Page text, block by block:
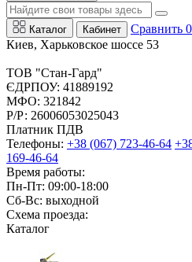
Каталог Кабинет Сравнить 0
Киев, Харьковское шоссе 53
ТОВ "Стан-Гард"
ЄДРПОУ: 41889192
МФО: 321842
Р/Р: 26006053025043
Платник ПДВ
Телефоны: +38 (067) 723-46-64
169-46-64
Время работы:
Пн-Пт: 09:00-18:00
Сб-Вс: выходной
Схема проезда:
Каталог